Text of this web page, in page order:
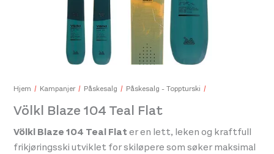
209,-
Hjem Kampanjer Påskesalg Påskesalg - Toppturski
Völkl Blaze 104 Teal Flat
Völkl Blaze 104 Teal Flater en lett, leken og kraftfull
frikjøringsski utviklet for skiløpere som søker maksimal